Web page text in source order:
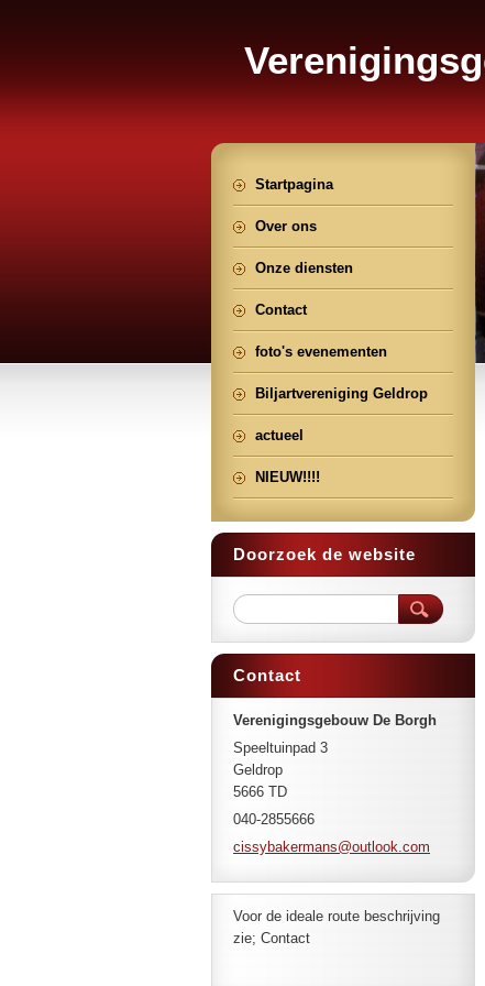
Geldrop
Startpagina
Over ons
Onze diensten
Contact
foto's evenementen
Biljartvereniging Geldrop
actueel
NIEUW!!!!
Doorzoek de website
Contact
Verenigingsgebouw De Borgh
Speeltuinpad 3
Geldrop
5666 TD
040-2855666
cissybakermans@outlook.com
Voor de ideale route beschrijving
zie; Contact